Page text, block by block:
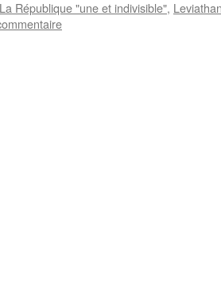
La République "une et indivisible",